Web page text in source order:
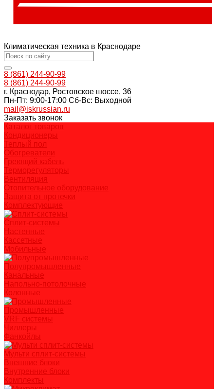
Климатическая техника в Краснодаре
8 (861) 244-90-99
8 (861) 244-90-99
г. Краснодар, Ростовское шоссе, 36
Пн-Пт: 9:00-17:00 Cб-Вс: Выходной
mail@iskrussian.ru
Заказать звонок
Каталог товаров
Кондиционеры
Теплый пол
Обогреватели
Греющий кабель
Терморегуляторы
Вентиляция
Отопительное оборудование
Защита от протечки
Комплектующие
Сплит-системы
Настенные
Кассетные
Мобильные
Полупромышленные
Канальные
Напольно-потолочные
Колонные
Промышленные
VRF системы
Чиллеры
Фанкойлы
Мульти сплит-системы
Внешние блоки
Внутренние блоки
Комплекты